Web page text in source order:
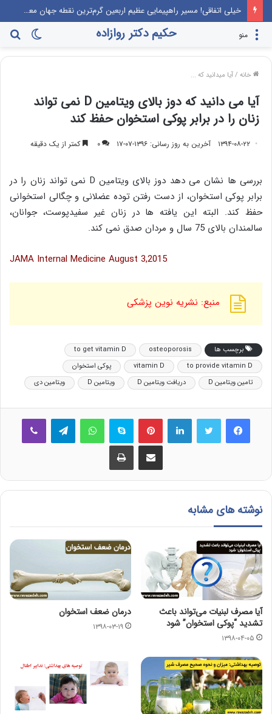
خیلی اتفاقی! مسیر راهپیمایی عظیم اربعین گرم‌ترین نقطه جهان معرفی می‌شود!
تغییر
پوسته
حکیم دکتر روازاده منو
خانه /آیا میدانید که ...
آیا می دانید که دوز بالای ویتامین D نمی تواند
زنان را در برابر پوکی استخوان حفظ کند
۱۳۹۴-۰۸-۲۲ آخرین به روز رسانی: ۱۳۹۶-۰۷-۱۷ ۰ کمتر از یک دقیقه
بررسی ها نشان می دهد دوز بالای ویتامین D نمی تواند زنان را در
برابر پوکی استخوان، از دست رفتن توده عضلانی و چگالی استخوانی
حفظ کند. البته این یافته ها در زنان غیر سفیدپوست، جوانان،
سالمندان بالای 75 سال و مردان صدق نمی کند.
JAMA Internal Medicine August 3,2015
منبع: نشریه نوین پزشکی
برچسب ها osteoporosis
to get vitamin D
to provide vitamin D
vitamin D
پوکی استخوان
تامین ویتامین D
دریافت ویتامین D ویتامین D ویتامین دی
فیس بوک لینکدین ‫پین‌ترست اسکایپ واتس آپ
اشتراک گذاری از طریق ایمیل چاپ
نوشته های مشابه
آیا مصرف لبنیات می‌تواند باعث
تشدید “پوکی استخوان” شود
۱۳۹۸-۰۴-۰۵
درمان ضعف استخوان
۱۳۹۸-۰۳-۱۹